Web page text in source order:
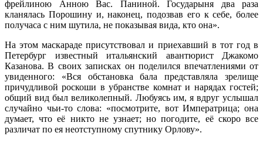
фрейлиною Анною Вас. Паниной. Государыня два раза
кланялась Порошину и, наконец, подозвав его к себе, более
получаса с ним шутила, не показывая вида, кто она».
На этом маскараде присутствовал и приехавший в тот год в
Петербург известный итальянский авантюрист Джакомо
Казанова. В своих записках он поделился впечатлениями от
увиденного: «Вся обстановка бала представляла зрелище
причудливой роскоши в убранстве комнат и нарядах гостей;
общий вид был великолепный. Любуясь им, я вдруг услышал
случайно чьи-то слова: «посмотрите, вот Императрица; она
думает, что её никто не узнает; но погодите, её скоро все
различат по ея неотступному спутнику Орлову».